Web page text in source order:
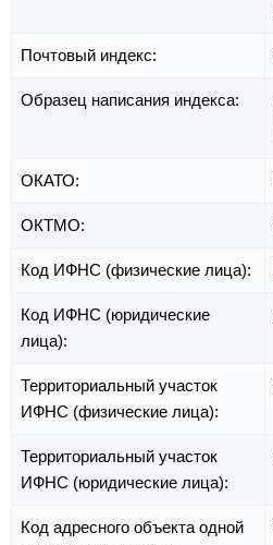
Почтовый индекс:
Образец написания индекса:
ОКАТО:
ОКТМО:
Код ИФНС (физические лица):
Код ИФНС (юридические
лица):
Территориальный участок
ИФНС (физические лица):
Территориальный участок
ИФНС (юридические лица):
Код адресного объекта одной